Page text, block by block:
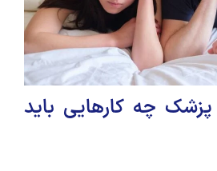
پزشک چه کارهایی باید